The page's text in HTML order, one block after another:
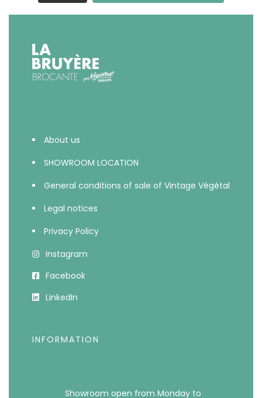
About us
SHOWROOM LOCATION
General conditions of sale of Vintage Végétal
Legal notices
Privacy Policy
Instagram
Facebook
LinkedIn
INFORMATION
Showroom open from Monday to